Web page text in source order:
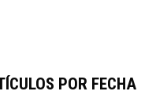
POR FECHA